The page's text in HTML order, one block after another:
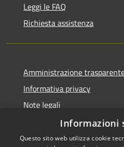
Leggi le FAQ
Richiesta assistenza
Amministrazione
Informativa privacy
Note legali
Dichiarazione di accessibilità
Informazioni
Questo sito web utilizza cookie